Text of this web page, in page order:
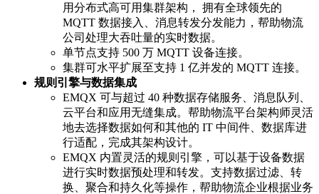
用分布式高可用集群架构， 拥有全球领先的
MQTT 数据接入、消息转发分发能力，帮助物流
公司处理大吞吐量的实时数据。
单节点支持 500 万 MQTT 设备连接。
集群可水平扩展至支持 1 亿并发的 MQTT 连接。
规则引擎与数据集成
EMQX 可与超过 40 种数据存储服务、消息队列、
云平台和应用无缝集成。帮助物流平台架构师灵活
地去选择数据如何和其他的 IT 中间件、数据库进
行适配，完成其架构设计。
EMQX 内置灵活的规则引擎，可以基于设备数据
进行实时数据预处理和转发。支持数据过滤、转
换、聚合和持久化等操作，帮助物流企业根据业务